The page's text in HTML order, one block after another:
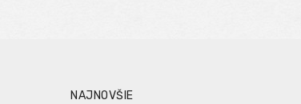
NAJNOVŠIE